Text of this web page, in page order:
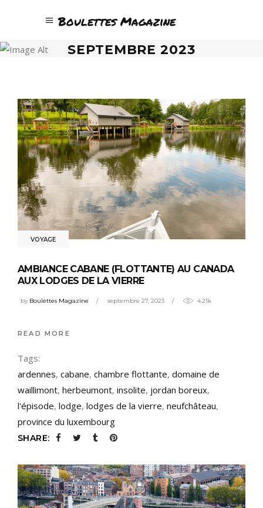
Boulettes Magazine
SEPTEMBRE 2023
VOYAGE
AMBIANCE CABANE (FLOTTANTE) AU CANADA
AUX LODGES DE LA VIERRE
by Boulettes Magazine septembre 27, 2023 4.21k
READ MORE
Tags:
ardennes, cabane, chambre flottante, domaine de
waillimont, herbeumont, insolite, jordan boreux,
l'épisode, lodge, lodges de la vierre, neufchâteau,
province du luxembourg
SHARE: